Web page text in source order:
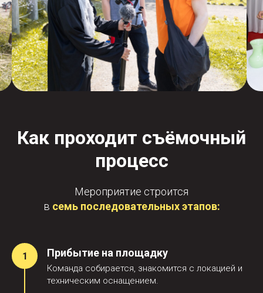
Как проходит съёмочный
процесс
Мероприятие строится
в семь последовательных этапов:
Прибытие на площадку
Команда собирается, знакомится с локацией и
техническим оснащением.